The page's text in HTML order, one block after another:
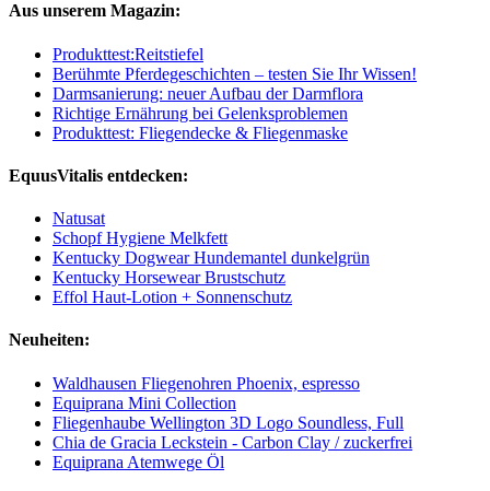
Aus unserem Magazin:
Produkttest:Reitstiefel
Berühmte Pferdegeschichten – testen Sie Ihr Wissen!
Darmsanierung: neuer Aufbau der Darmflora
Richtige Ernährung bei Gelenksproblemen
Produkttest: Fliegendecke & Fliegenmaske
EquusVitalis entdecken:
Natusat
Schopf Hygiene Melkfett
Kentucky Dogwear Hundemantel dunkelgrün
Kentucky Horsewear Brustschutz
Effol Haut-Lotion + Sonnenschutz
Neuheiten:
Waldhausen Fliegenohren Phoenix, espresso
Equiprana Mini Collection
Fliegenhaube Wellington 3D Logo Soundless, Full
Chia de Gracia Leckstein - Carbon Clay / zuckerfrei
Equiprana Atemwege Öl